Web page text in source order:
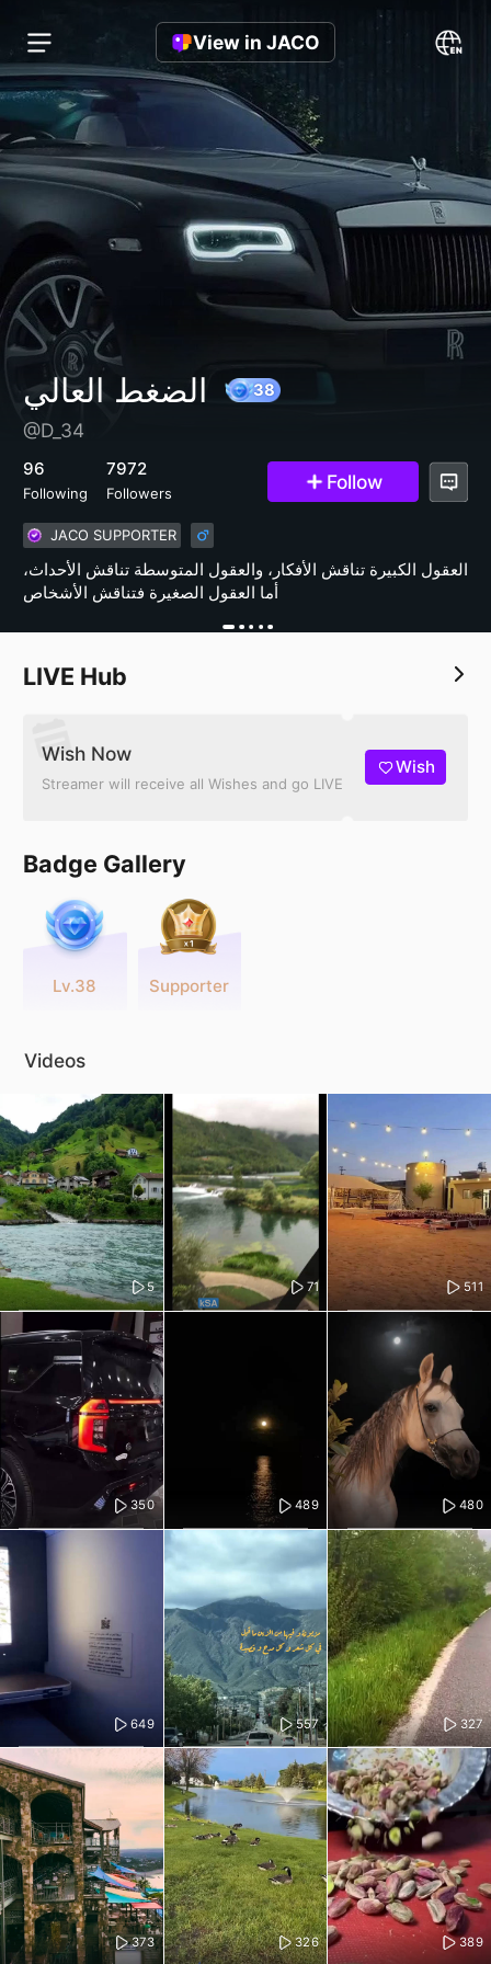
View in JACO
@D_34
96
Following
7972
Followers Follow
JACO SUPPORTER
العقول الكبيرة تناقش الأفكار، والعقول المتوسطة تناقش الأحداث،
أما العقول الصغيرة فتناقش الأشخاص
LIVE Hub
Wish Now
Streamer will receive all Wishes and go LIVE
Wish
Badge Gallery
Lv.38 Supporter
Videos
5 71 511
350 489 480
649 557 327
373 326 389